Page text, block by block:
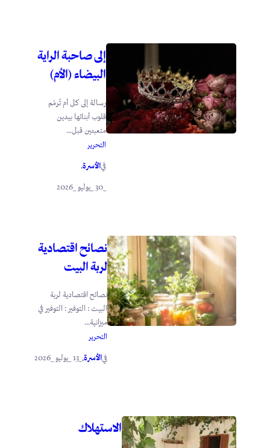
إلى صاحبة الراية
البيضاء (الأم)
رسالة إلى كل أم تُرمّم
قلوب أبنائها بيدين
متعبتين قبل...
التحرير
فيالأسرة.
نصائح اقتصادية
لربة البيت
نصائح اقتصادية لربة
البيت : التوفير : التوفير في
ميزانية...
التحرير
فيالأسرة. _13 _يوليو _2026
الاستهلاك